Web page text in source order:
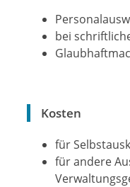
bei
Kosten
für
für andere